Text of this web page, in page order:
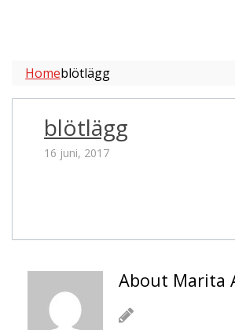
Homeblötlägg
blötlägg
16 juni, 2017
About Marita